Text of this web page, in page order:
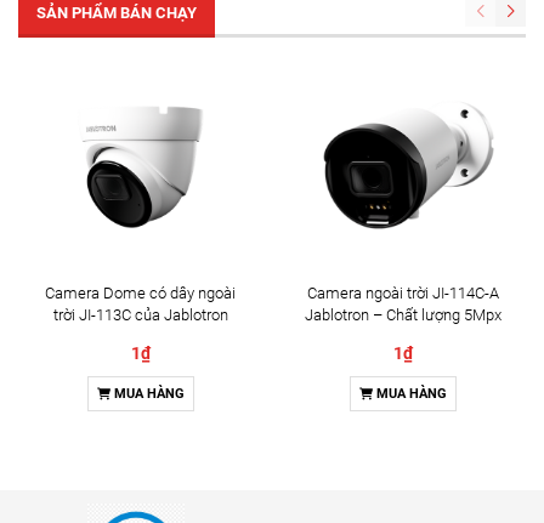
SẢN PHẨM BÁN CHẠY
Camera Dome có dây ngoài
trời JI-113C của Jablotron
1₫
MUA HÀNG
Camera ngoài trời JI-114C-A
Jablotron – Chất lượng 5Mpx
1₫
MUA HÀNG